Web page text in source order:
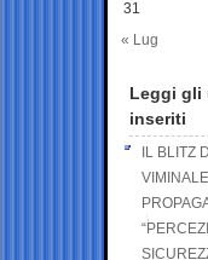
31
« Lug
Leggi gli
inseriti
IL BLITZ